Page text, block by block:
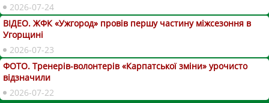
2026-07-24
ВІДЕО. ЖФК «Ужгород» провів першу частину міжсезоння в
Угорщині
2026-07-23
ФОТО. Тренерів-волонтерів «Карпатської зміни» урочисто
відзначили
2026-07-22